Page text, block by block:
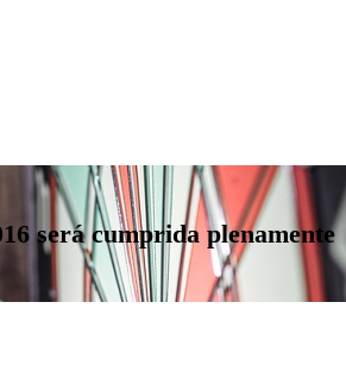
será cumprida plenamente